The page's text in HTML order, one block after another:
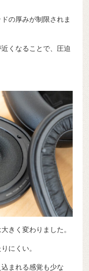
の厚みが制限されま
くなることで、圧迫
きく変わりました。
にくい。
まれる感覚も少な